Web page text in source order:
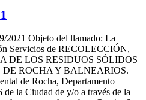
2021 Objeto del llamado: La
Servicios de RECOLECCIÓN,
DE LOS RESIDUOS SÓLIDOS
ROCHA Y BALNEARIOS.
de Rocha, Departamento
la Ciudad de y/o a través de la